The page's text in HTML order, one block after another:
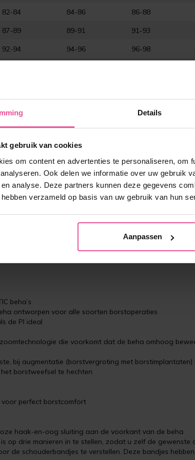
Details
gebruik van cookies
om content en advertenties te personaliseren, om
Ook delen we informatie over uw gebruik
analyse. Deze partners kunnen deze gegevens
verzameld op basis van uw gebruik van hun
Aanpassen
82-84 84-86 86-88
87-89 89-91 91-93
92-94 94-96 96-98
de eerste fase van de postoperatieve zorg na een
of mastopexie.
beha’s
ontworpen voor alle soorten borstoperaties
de PI ideal
die voorkomt dat de beha omhoog
bij augmentatie (borstvergroting met
borstweefsel te hechten
perfect borstcomfort
haak-en-oog sluiting aan de voorkant van de beha
op drie manieren in te stellen, zodat u zelf de gewenste
de schouderbandjes te verstellen. Deze bandjes